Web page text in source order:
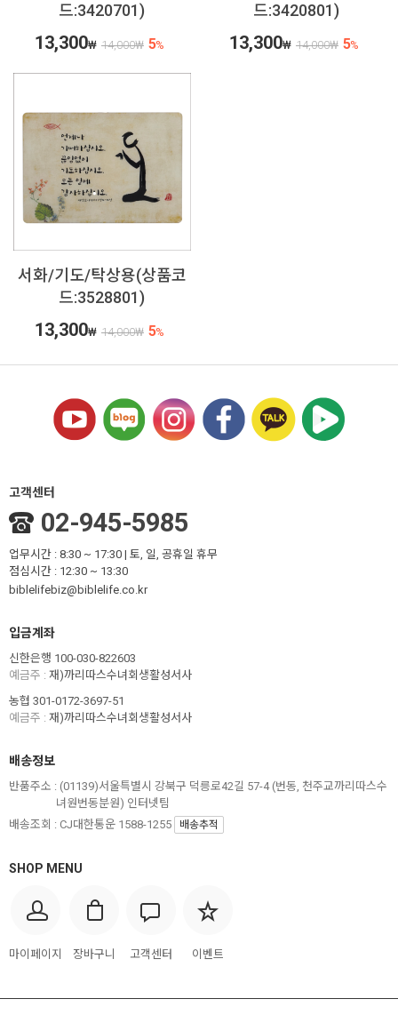
드:3420701)
13,300₩ 14,000₩ 5%
드:3420801)
13,300₩ 14,000₩ 5%
서화/기도/탁상용(상품코
드:3528801)
13,300₩ 14,000₩ 5%
고객센터
02-945-5985
업무시간 : 8:30 ~ 17:30 | 토, 일, 공휴일 휴무
점심시간 : 12:30 ~ 13:30
biblelifebiz@biblelife.co.kr
입금계좌
신한은행 100-030-822603
예금주 : 재)까리따스수녀회생활성서사
농협 301-0172-3697-51
예금주 : 재)까리따스수녀회생활성서사
SHOP MENU
마이페이지 장바구니 고객센터 이벤트
배송정보
반품주소 : (01139)서울특별시 강북구 덕릉로42길 57-4 (번동, 천주교까리따스수
녀원번동분원) 인터넷팀
배송조회 : CJ대한통운 1588-1255
배송추적